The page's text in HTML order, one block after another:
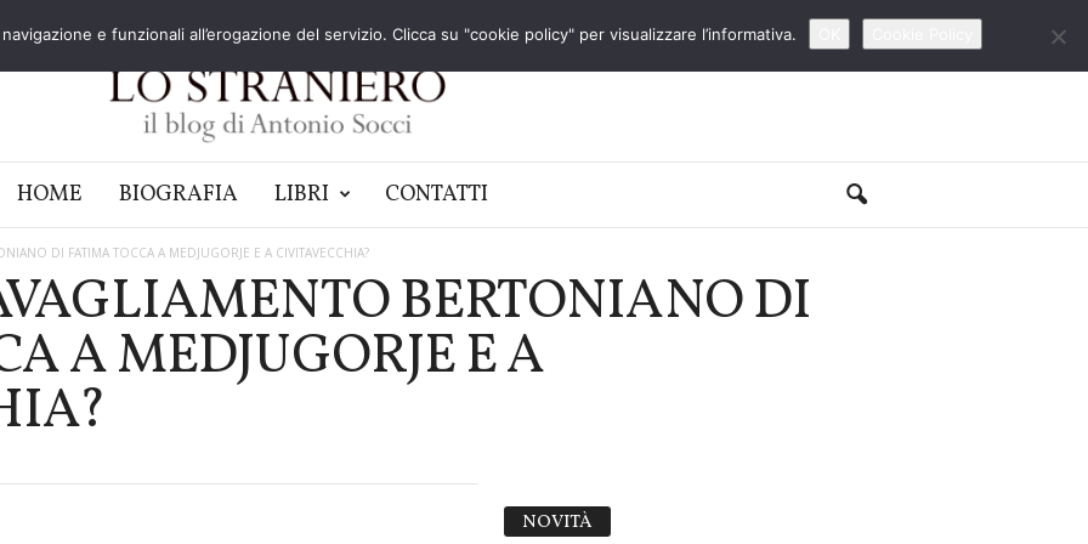
HOME BIOGRAFIA LIBRI CONTATTI
DI FATIMA TOCCA A MEDJUGORJE E A CIVITAVECCHIA?
BERTONIANO DI
A MEDJUGORJE E A
NOVITÀ
e funzionali all’erogazione del servizio. Clicca su "cookie policy" per visualizzare l’informativa.